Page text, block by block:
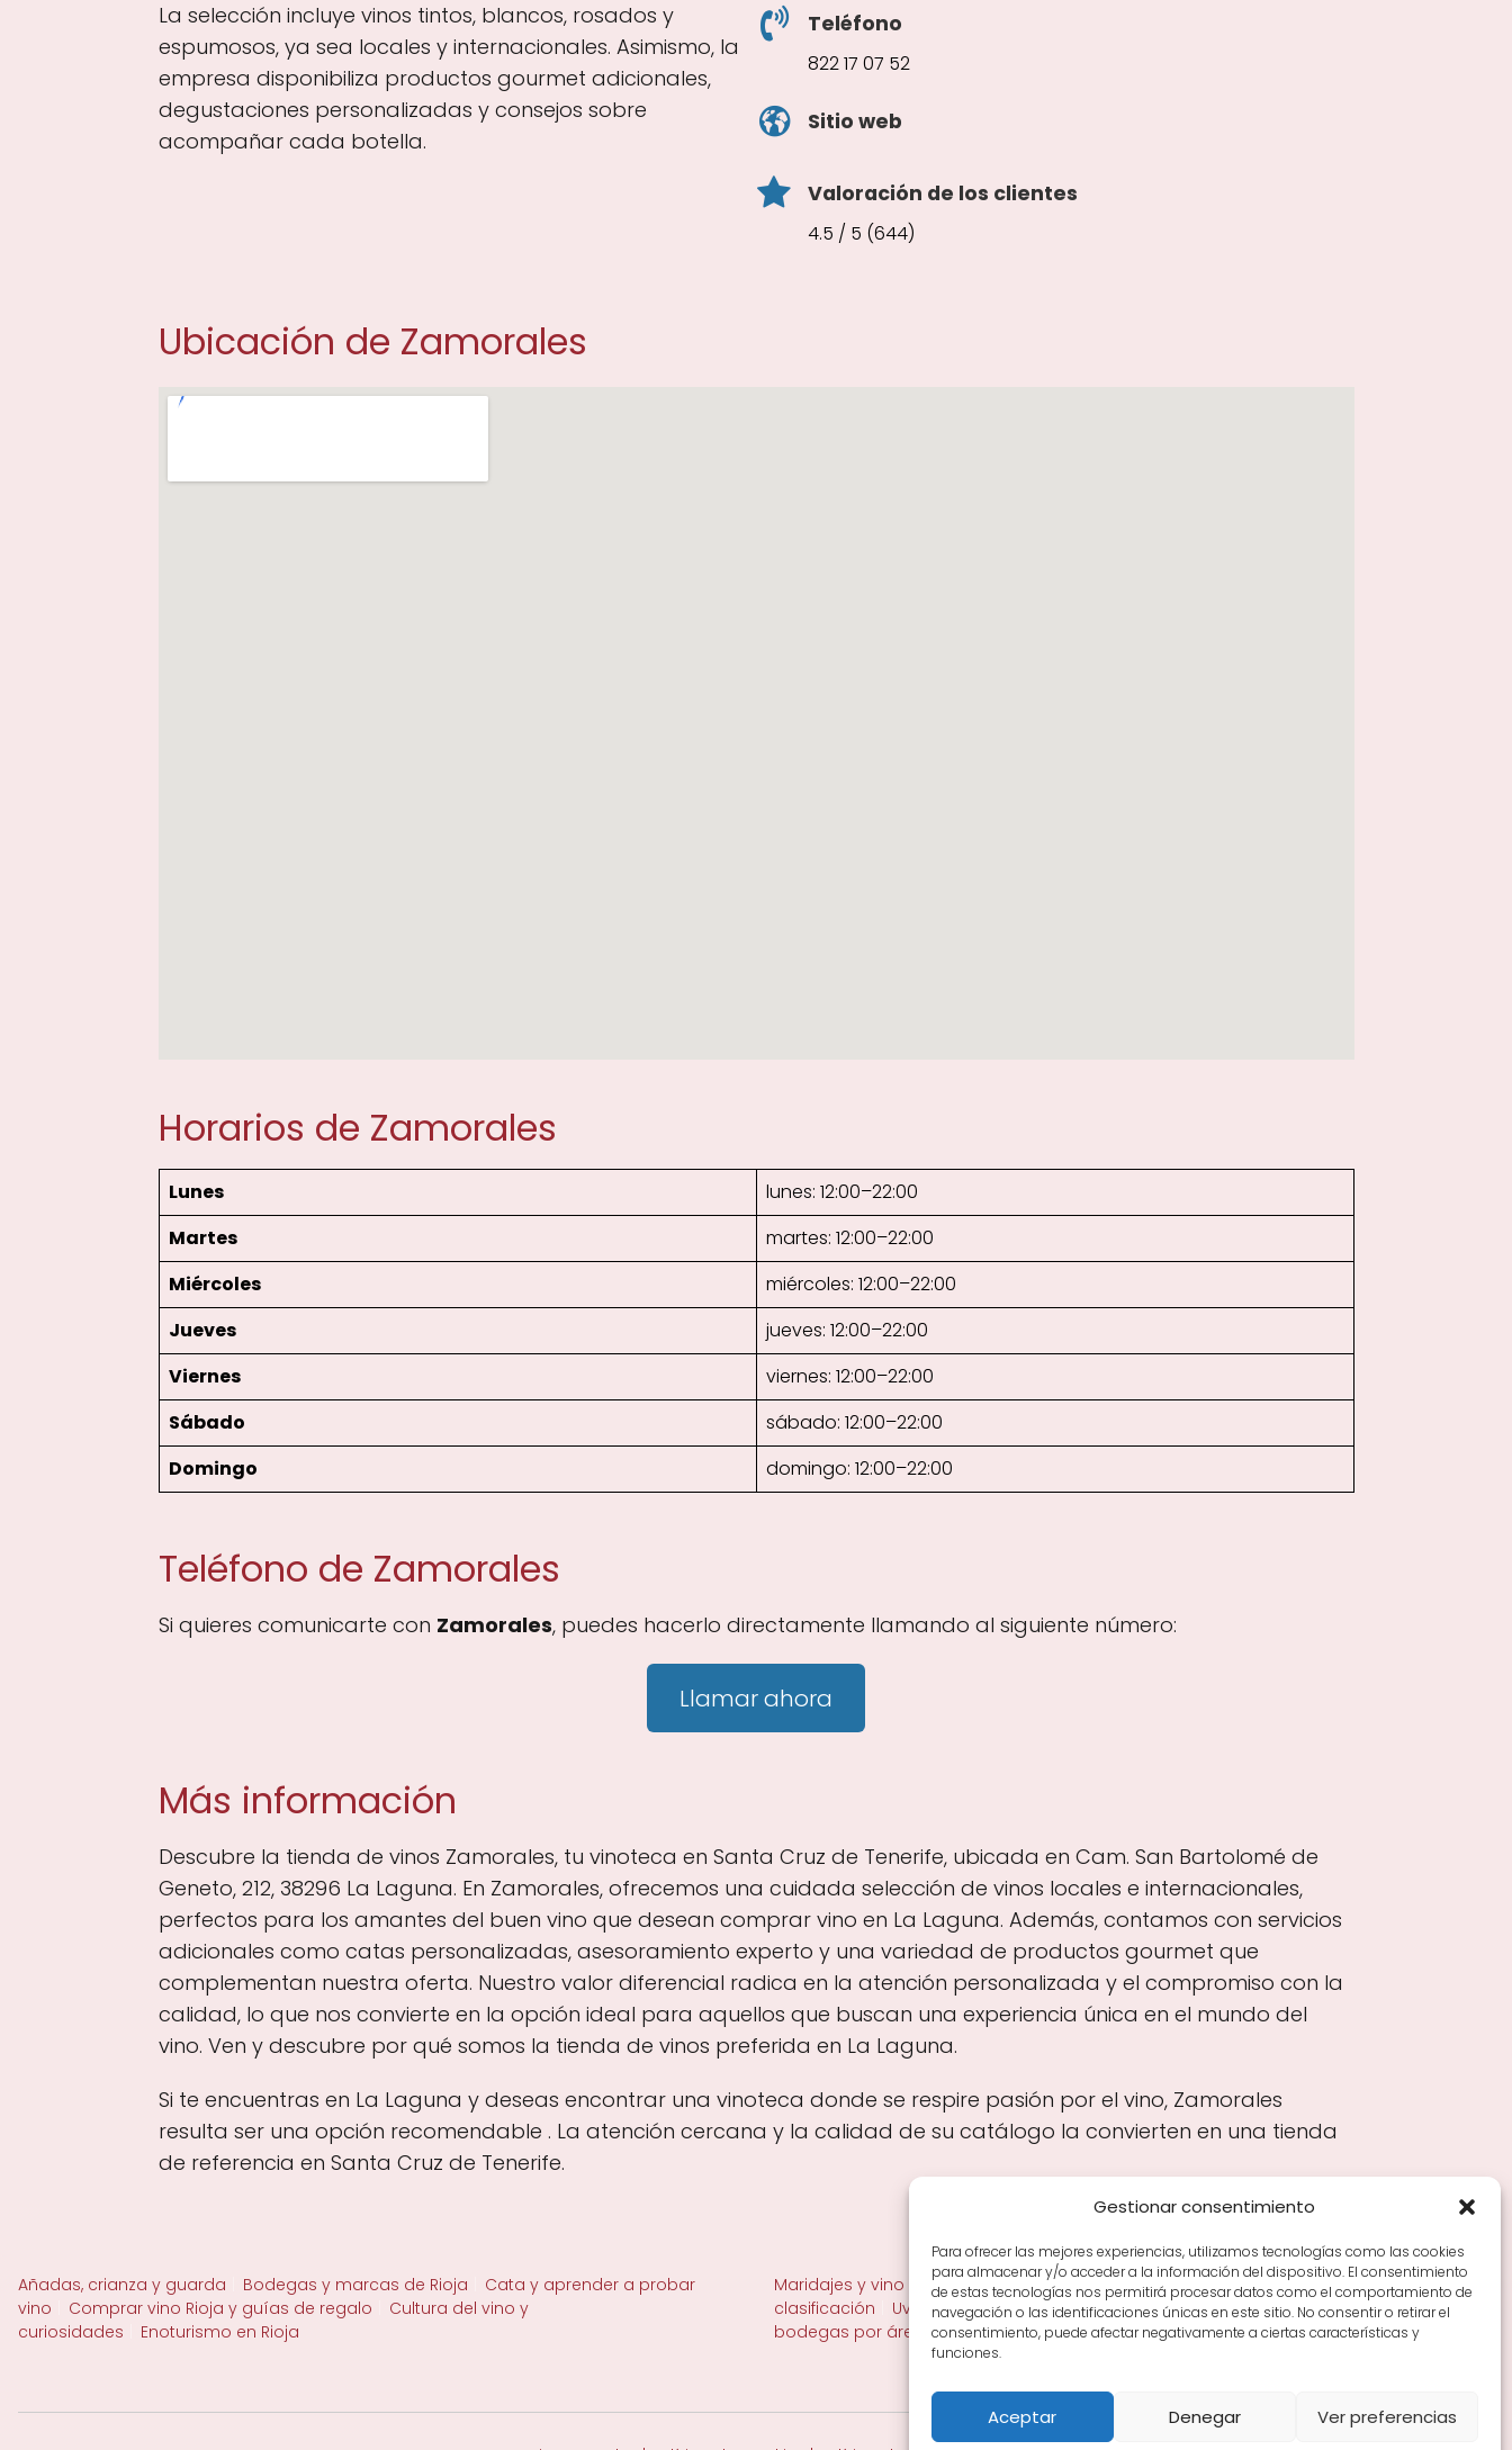
Gestionar consentimiento
Para ofrecer las mejores experiencias, utilizamos tecnologías como las cookies
para almacenar y/o acceder a la información del dispositivo. El consentimiento
de estas tecnologías nos permitirá procesar datos como el comportamiento de
navegación o las identificaciones únicas en este sitio. No consentir o retirar el
consentimiento, puede afectar negativamente a ciertas características y
funciones.
Aceptar Denegar Ver preferencias
La selección incluye vinos tintos, blancos, rosados y
espumosos, ya sea locales y internacionales. Asimismo, la
empresa disponibiliza productos gourmet adicionales,
degustaciones personalizadas y consejos sobre
acompañar cada botella.
Teléfono
822 17 07 52
Sitio web
Valoración de los clientes
4.5 / 5 (644)
Ubicación de Zamorales
Horarios de Zamorales
Lunes
lunes: 12:00–22:00
Martes
martes: 12:00–22:00
Miércoles
miércoles: 12:00–22:00
Jueves
jueves: 12:00–22:00
Viernes
viernes: 12:00–22:00
Sábado
sábado: 12:00–22:00
Domingo
domingo: 12:00–22:00
Teléfono de Zamorales
Si quieres comunicarte con Zamorales, puedes hacerlo directamente llamando al siguiente número:
Llamar ahora
Más información
Descubre la tienda de vinos Zamorales, tu vinoteca en Santa Cruz de Tenerife, ubicada en Cam. San Bartolomé de
Geneto, 212, 38296 La Laguna. En Zamorales, ofrecemos una cuidada selección de vinos locales e internacionales,
perfectos para los amantes del buen vino que desean comprar vino en La Laguna. Además, contamos con servicios
adicionales como catas personalizadas, asesoramiento experto y una variedad de productos gourmet que
complementan nuestra oferta. Nuestro valor diferencial radica en la atención personalizada y el compromiso con la
calidad, lo que nos convierte en la opción ideal para aquellos que buscan una experiencia única en el mundo del
vino. Ven y descubre por qué somos la tienda de vinos preferida en La Laguna.
Si te encuentras en La Laguna y deseas encontrar una vinoteca donde se respire pasión por el vino, Zamorales
resulta ser una opción recomendable . La atención cercana y la calidad de su catálogo la convierten en una tienda
de referencia en Santa Cruz de Tenerife.
Añadas, crianza y guarda Bodegas y marcas de Rioja
Cata y aprender a probar
vino
Comprar vino Rioja y guías de regalo
Cultura del vino y
curiosidades
Enoturismo en Rioja
Maridajes y vino en la mesa Tiendas de vino por ciudades
Tipos de Rioja y
clasificación
Uvas y viñedo en Rioja Vino Rioja para empezar
Zonas de Rioja y
bodegas por área